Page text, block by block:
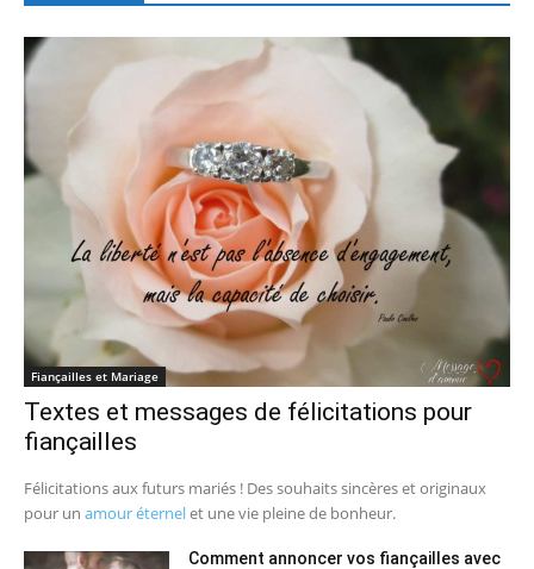
Fiançailles et Mariage
Textes et messages de félicitations pour
fiançailles
Félicitations aux futurs mariés ! Des souhaits sincères et originaux
pour un amour éternelet une vie pleine de bonheur.
Comment annoncer vos fiançailles avec